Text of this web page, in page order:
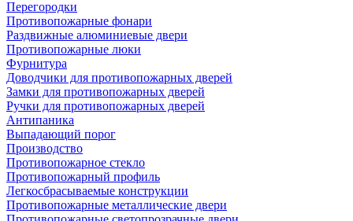
Перегородки
Противопожарные фонари
Раздвижные алюминиевые двери
Противопожарные люки
Фурнитура
Доводчики для противопожарных дверей
Замки для противопожарных дверей
Ручки для противопожарных дверей
Антипаника
Выпадающий порог
Производство
Противопожарное стекло
Противопожарный профиль
Легкосбрасываемые конструкции
Противопожарные металлические двери